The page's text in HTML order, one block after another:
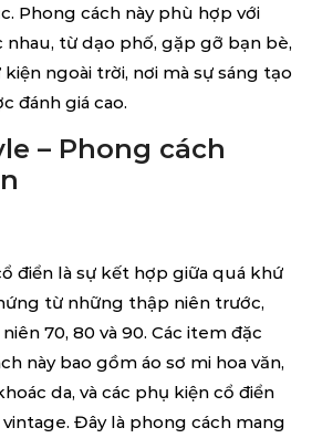
Phong cách này phù hợp với
nhau, từ dạo phố, gặp gỡ bạn bè,
ngoài trời, nơi mà sự sáng tạo
đánh giá cao.
– Phong cách
điển là sự kết hợp giữa quá khứ
từ những thập niên trước,
70, 80 và 90. Các item đặc
này bao gồm áo sơ mi hoa văn,
da, và các phụ kiện cổ điển
Đây là phong cách mang